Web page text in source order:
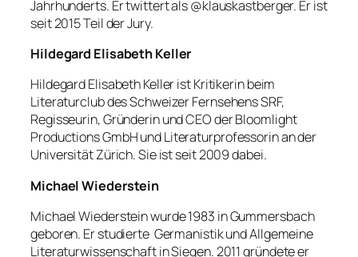
Jahrhunderts. Er twittert als @klauskastberger. Er ist
seit 2015 Teil der Jury.
Hildegard Elisabeth Keller
Hildegard Elisabeth Keller ist Kritikerin beim
Literaturclub des Schweizer Fernsehens SRF,
Regisseurin, Gründerin und CEO der Bloomlight
Productions GmbH und Literaturprofessorin an der
Universität Zürich. Sie ist seit 2009 dabei.
Michael Wiederstein
Michael Wiederstein wurde 1983 in Gummersbach
geboren. Er studierte Germanistik und Allgemeine
Literaturwissenschaft in Siegen. 2011 gründete er